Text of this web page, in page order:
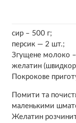
сир – 500 г;
персик — 2 шт.;
Згущене молоко
желатин
Покрокове
Помити та
маленькими
Желатин